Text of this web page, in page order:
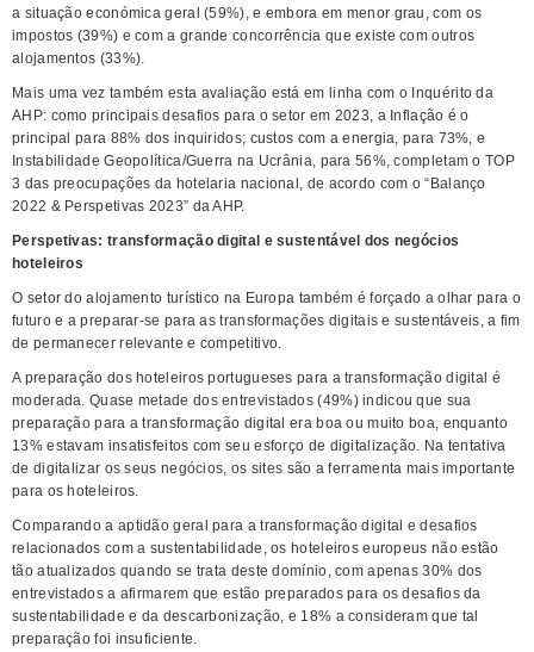
a situação económica geral (59%), e embora em menor grau, com os
impostos (39%) e com a grande concorrência que existe com outros
alojamentos (33%).
Mais uma vez também esta avaliação está em linha com o Inquérito da
AHP: como principais desafios para o setor em 2023, a Inflação é o
principal para 88% dos inquiridos; custos com a energia, para 73%, e
Instabilidade Geopolítica/Guerra na Ucrânia, para 56%, completam o TOP
3 das preocupações da hotelaria nacional, de acordo com o “Balanço
2022 & Perspetivas 2023” da AHP.
Perspetivas: transformação digital e sustentável dos negócios
hoteleiros
O setor do alojamento turístico na Europa também é forçado a olhar para o
futuro e a preparar-se para as transformações digitais e sustentáveis, a fim
de permanecer relevante e competitivo.
A preparação dos hoteleiros portugueses para a transformação digital é
moderada. Quase metade dos entrevistados (49%) indicou que sua
preparação para a transformação digital era boa ou muito boa, enquanto
13% estavam insatisfeitos com seu esforço de digitalização. Na tentativa
de digitalizar os seus negócios, os sites são a ferramenta mais importante
para os hoteleiros.
Comparando a aptidão geral para a transformação digital e desafios
relacionados com a sustentabilidade, os hoteleiros europeus não estão
tão atualizados quando se trata deste domínio, com apenas 30% dos
entrevistados a afirmarem que estão preparados para os desafios da
sustentabilidade e da descarbonização, e 18% a consideram que tal
preparação foi insuficiente.